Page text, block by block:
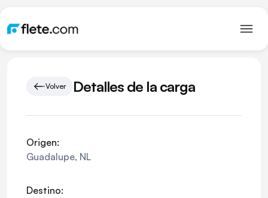
Volver Detalles de la carga
Origen:
Guadalupe, NL
Destino: